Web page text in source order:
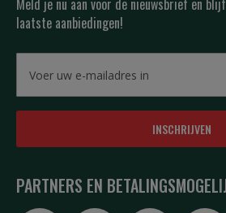
Meld je nu aan voor de nieuwsbrief en
laatste aanbiedingen!
INSCHRIJVEN
PARTNERS EN